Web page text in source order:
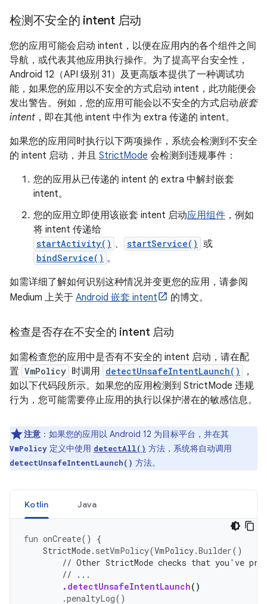
检测不安全的 intent 启动
您的应用可能会启动 intent，以便在应用内的各个组件之间
导航，或代表其他应用执行操作。为了提高平台安全性，
Android 12（API 级别 31）及更高版本提供了一种调试功
能，如果您的应用以不安全的方式启动 intent，此功能便会
发出警告。例如，您的应用可能会以不安全的方式启动嵌套
intent ，即在其他 intent 中作为 extra 传递的 intent。
如果您的应用同时执行以下两项操作，系统会检测到不安全
的 intent 启动，并且 StrictMode 会检测到违规事件：
您的应用从已传递的 intent 的 extra 中解封嵌套
intent。
您的应用立即使用该嵌套 intent 启动应用组件 ，例如
将 intent 传递给
startActivity() 、 startService() 或
bindService() 。
如需详细了解如何识别这种情况并变更您的应用，请参阅
Medium 上关于 Android 嵌套 intent 的博文。
检查是否存在不安全的 intent 启动
如需检查您的应用中是否有不安全的 intent 启动，请在配
置 VmPolicy 时调用 detectUnsafeIntentLaunch()
，
如以下代码段所示。如果您的应用检测到 StrictMode 违规
行为，您可能需要停止应用的执行以保护潜在的敏感信息。
注意 ： 如果您的应用以 Android 12 为目标平台，并在其
VmPolicy 定义中使用 detectAll() 方法，系统将自动调用
detectUnsafeIntentLaunch() 方法。
Kotlin Java
fun onCreate()
{
StrictMode. setVmPolicy(VmPolicy.Builder()
// Other StrictMode checks that you've
// ...
. detectUnsafeIntentLaunch()
.penaltyLog()